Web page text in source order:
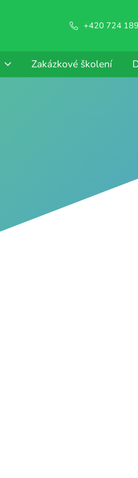
+420 724
Zakázkové školení